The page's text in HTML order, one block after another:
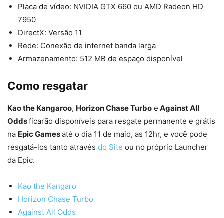
Placa de vídeo: NVIDIA GTX 660 ou AMD Radeon HD
7950
DirectX: Versão 11
Rede: Conexão de internet banda larga
Armazenamento: 512 MB de espaço disponível
Como resgatar
Kao the Kangaroo, Horizon Chase Turbo e Against All
Oddsficarão disponíveis para resgate permanente e grátis
na Epic Gamesaté o dia 11 de maio, as 12hr, e você pode
resgatá-los tanto através do Site ou no próprio Launcher
da Epic.
Kao the Kangaro
Horizon Chase Turbo
Against All Odds